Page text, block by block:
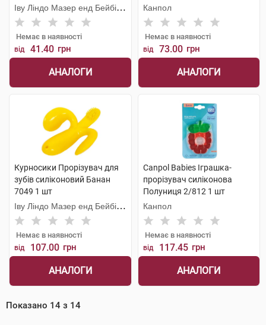
Іву Ліндо Мазер енд Бейбі
Продактс
Немає в наявності
від 41.40 грн
АНАЛОГИ
Канпол
Немає в наявності
від 73.00 грн
АНАЛОГИ
Курносики Прорізувач для
зубів силіконовий Банан
7049 1 шт
Іву Ліндо Мазер енд Бейбі
Продактс
Немає в наявності
від 107.00 грн
АНАЛОГИ
Canpol Babies Іграшка-
прорізувач cиліконова
Полуниця 2/812 1 шт
Канпол
Немає в наявності
від 117.45 грн
АНАЛОГИ
Показано 14 з 14